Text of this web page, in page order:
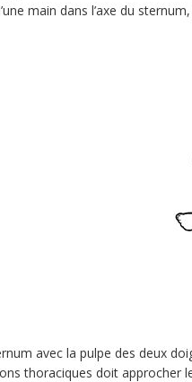
main dans l’axe du
avec la pulpe des deux
thoraciques doit approcher